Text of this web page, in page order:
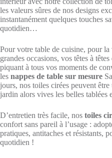
les valeurs sûres de nos designs
instantanément quelques touches
quotidien…
Pour votre table de cuisine, pour
grandes occasions, vos têtes à
piquant à tous vos moments de
les nappes de table sur mesure
jours, nos toiles cirées peuvent
jardin alors vives les belles tablées
D’entretien très facile, nos toiles
confort sans pareil à l’usage :
pratiques, antitaches et résistants,
quotidien !